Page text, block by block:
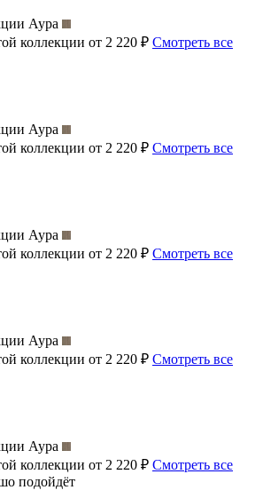
Аура
коллекции от 2 220 ₽ Смотреть все
Аура
коллекции от 2 220 ₽ Смотреть все
Аура
коллекции от 2 220 ₽ Смотреть все
Аура
коллекции от 2 220 ₽ Смотреть все
Аура
коллекции от 2 220 ₽ Смотреть все
подойдёт